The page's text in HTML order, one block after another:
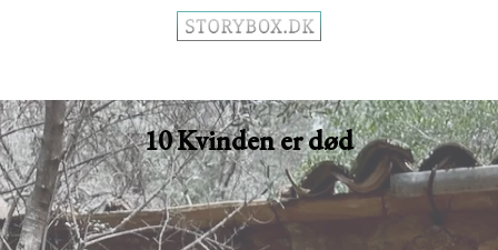
10 Kvinden er død